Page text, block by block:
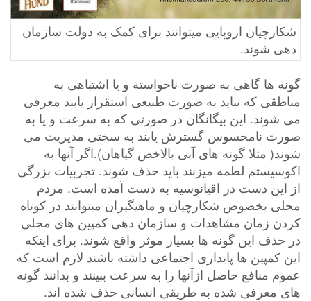
شکارچیان اروپایی میتوانند برای کمک به دولت سازمان
دهی شوند.
گونه ها گاهی به صورت ناخواسته و یا اشتباهی به
مناطقی که نباید به صورت طبیعی استقرار یابند معرفی
می شوند. این بیگانگان در صورتی که به سرعت و یا به
صورت نامحسوس گسترش یابند به سختی مدیریت می
شوند( مثلا گونه های آبی بالاخص گیاهان).اگر آنها به
اکوسیستم لطمه میزنند باید حذف شوند. تجربیات بزرگی
از این دست در اقیانوسیه به دست آمده است. مردم
محلی بخصوص شکارچیان و ماهیگیران میتوانند در کوتاه
کردن زمان مشاهدات و سازمان دهی کمپین های محلی
در حذف این گونه ها بسیار موثر واقع شوند. برای اینکه
این کمپین ها پایداری اجتماعی داشته باشند لازم است که
عموم منافع حاصل ازآنها را به سرعت ببینند و بدانند گونه
های معرفی شده به طریقی انسانی حذف شده اند.